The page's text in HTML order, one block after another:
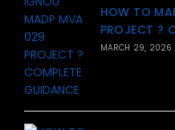
HOW TO
PROJECT ?
MARCH 29, 2026